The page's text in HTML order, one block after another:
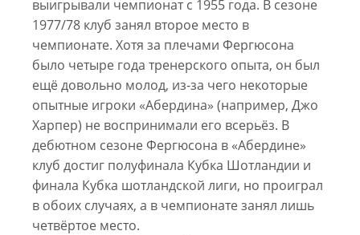
выигрывали чемпионат с 1955 года. В сезоне
1977/78 клуб занял второе место в
чемпионате. Хотя за плечами Фергюсона
было четыре года тренерского опыта, он был
ещё довольно молод, из-за чего некоторые
опытные игроки «Абердина» (например, Джо
Харпер) не воспринимали его всерьёз. В
дебютном сезоне Фергюсона в «Абердине»
клуб достиг полуфинала Кубка Шотландии и
финала Кубка шотландской лиги, но проиграл
в обоих случаях, а в чемпионате занял лишь
четвёртое место.